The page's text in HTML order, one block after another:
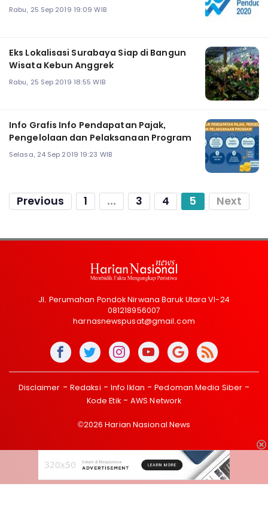
Rabu, 25 Sep 2019 19:09 WIB
Eks Lokalisasi Surabaya Siap di Bangun
Wisata Kebun Anggrek
Rabu, 25 Sep 2019 18:55 WIB
Info Grafis Info Pendapatan Pajak,
Pengelolaan dan Pelaksanaan Program
Selasa, 24 Sep 2019 19:23 WIB
Previous 1 ... 3 4 5 Next
Jl. Perumahan Pondok Nirwana Baruk Utara VI-24
081218956007
harnasnewspusat@gmail.com
Disclaimer Redaksi Info Iklan
Pedoman Media Siber
Kode Etik
AWS Network
©2026 Harian Nasional News